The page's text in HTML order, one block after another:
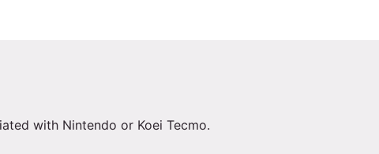
with Nintendo or Koei Tecmo.